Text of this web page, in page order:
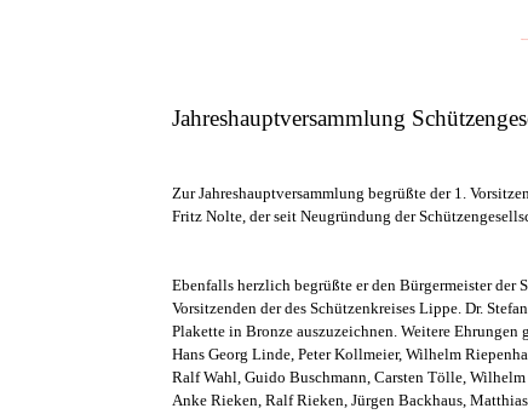
Jahreshauptversammlung
Zur Jahreshauptversammlung begrüßte der 1.
Fritz Nolte, der seit Neugründung der
Ebenfalls herzlich begrüßte er den Bürgermeister
Vorsitzenden der des Schützenkreises Lippe. Dr.
Plakette in Bronze auszuzeichnen. Weitere
Hans Georg Linde, Peter Kollmeier, Wilhelm
Ralf Wahl, Guido Buschmann, Carsten Tölle,
Anke Rieken, Ralf Rieken, Jürgen Backhaus,